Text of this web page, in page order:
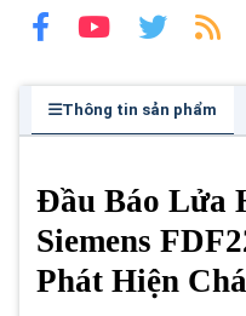
Thông tin sản phẩm
Đầu Báo Lửa
Siemens
Phát Hiện